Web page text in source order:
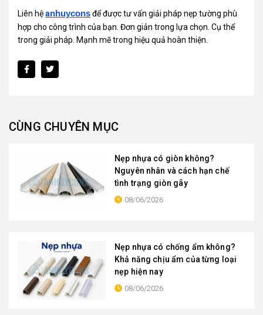
Liên hệanhuyconsđể được tư vấn giải pháp nẹp tường phù
hợp cho công trình của bạn. Đơn giản trong lựa chọn. Cụ thể
trong giải pháp. Mạnh mẽ trong hiệu quả hoàn thiện.
CÙNG CHUYÊN MỤC
Nẹp nhựa có giòn không?
Nguyên nhân và cách hạn chế
tình trạng giòn gãy
08/06/2026
Nẹp nhựa có chống ẩm không?
Khả năng chịu ẩm của từng loại
nẹp hiện nay
08/06/2026